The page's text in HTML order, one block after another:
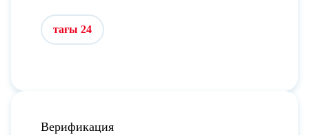
тағы 24
Верификация